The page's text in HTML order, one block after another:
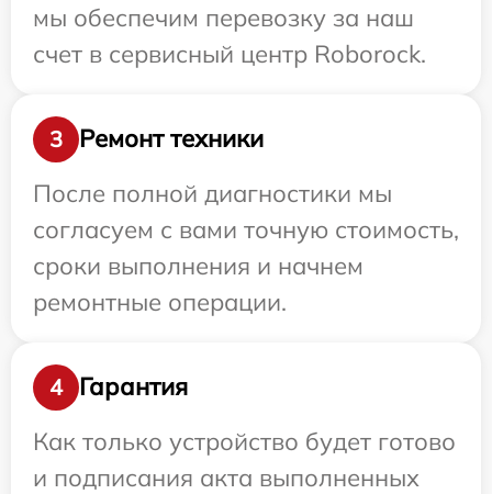
мы обеспечим перевозку за наш
счет в сервисный центр Roborock.
3
Ремонт техники
После полной диагностики мы
согласуем с вами точную стоимость,
сроки выполнения и начнем
ремонтные операции.
4
Гарантия
Как только устройство будет готово
и подписания акта выполненных